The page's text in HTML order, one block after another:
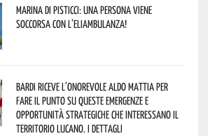
Marina di Pisticci: una persona viene
soccorsa con l’eliambulanza!
Bardi riceve l’onorevole Aldo Mattia per
fare il punto su queste emergenze e
opportunità strategiche che interessano il
territorio lucano. I dettagli